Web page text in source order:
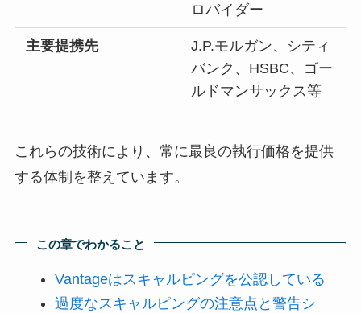
ロバイダー
主要提携先
J.P.モルガン、シティ
バンク、HSBC、ゴー
ルドマンサックス等
これらの技術により、常に最良の執行価格を提供
する体制を整えています。
この章でわかること
Vantageはスキャルピングを公認している
過度なスキャルピングの注意点と警告シ